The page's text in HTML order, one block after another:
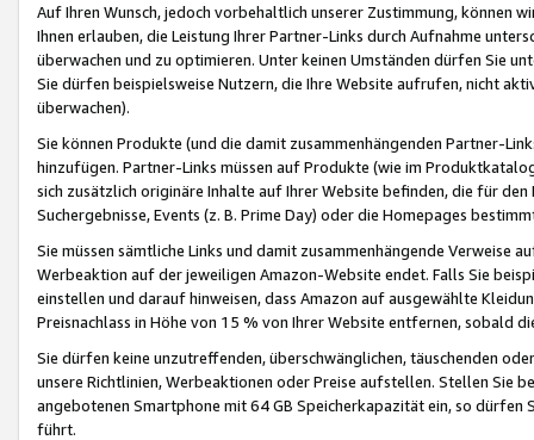
Auf Ihren Wunsch, jedoch vorbehaltlich unserer Zustimmung, können
Ihnen erlauben, die Leistung Ihrer Partner-Links durch Aufnahme
überwachen und zu optimieren. Unter keinen Umständen dürfen Sie
Sie dürfen beispielsweise Nutzern, die Ihre Website aufrufen, nicht
überwachen).
Sie können Produkte (und die damit zusammenhängenden Partner-
hinzufügen. Partner-Links müssen auf Produkte (wie im
sich zusätzlich originäre Inhalte auf Ihrer Website befinden, die für
Suchergebnisse, Events (z. B. Prime Day) oder die Homepages
Sie müssen sämtliche Links und damit zusammenhängende
Werbeaktion auf der jeweiligen Amazon-Website endet. Falls Sie
einstellen und darauf hinweisen, dass Amazon auf ausgewählte
Preisnachlass in Höhe von 15 % von Ihrer Website entfernen, sobald
Sie dürfen keine unzutreffenden, überschwänglichen, täuschenden
unsere Richtlinien, Werbeaktionen oder Preise aufstellen. Stellen Sie
angebotenen Smartphone mit 64 GB Speicherkapazität ein, so dürfen
führt.